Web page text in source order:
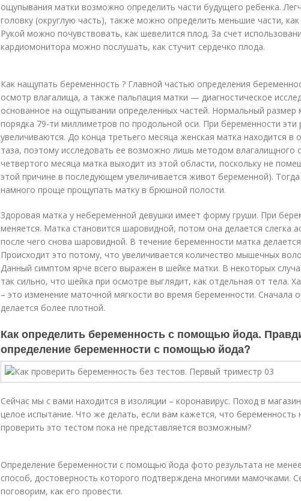
ощупывания матки возможно определить части будущего ребенка.
головку (округлую часть), также можно определить меньшие части,
Рукой можно почувствовать, как шевелится плод. За счет
кардиомонитора можно послушать, как стучит сердечко плода.
Как нащупать беременность ? Главной частью определения
осмотр влагалища, а также пальпация матки — диагностическое
основанное на ощупывании определенных частей. Нормальный размер
порядка 79-ти миллиметров по продольной оси. При беременности эти
увеличиваются. До конца третьего месяца женская матка находится в
таза, поэтому исследовать ее возможно лишь методом влагалищного
четвертого месяца матка выходит из этой области, поскольку не
этой причине в последующем увеличивается живот беременной). Тогда
намного проще прощупать матку в брюшной полости.
Здоровая матка у небеременной девушки имеет форму груши. При
меняется. Матка становится шаровидной, потом она делается слегка
после чего снова шаровидной. В течение беременности матка
Происходит это потому, что увеличивается количество мышечных
Данный симптом ярче всего выражен в шейке матки. В некоторых
так сильно, что шейка при осмотре выглядит, как отдельная от тела.
– это изменение маточной мягкости во время беременности. Сначала
делается более плотной.
Как определить беременность с помощью йода.
определение беременности с помощью йода?
Сейчас мы с вами находится в изоляции – коронавирус. Поход в
целое испытание. Что же делать, если вам кажется, что беременность
проверить это тестом пока не представляется возможным?
Определение беременности с помощью йода фото результата не
способ, достоверность которого подтверждена многими мамочками.
поговорим, как его провести.